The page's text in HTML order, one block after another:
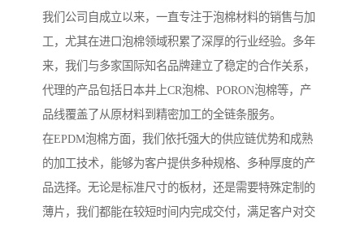
我们公司自成立以来，一直专注于泡棉材料的销售与加
工，尤其在进口泡棉领域积累了深厚的行业经验。多年
来，我们与多家国际知名品牌建立了稳定的合作关系，
代理的产品包括日本井上CR泡棉、PORON泡棉等，产
品线覆盖了从原材料到精密加工的全链条服务。
在EPDM泡棉方面，我们依托强大的供应链优势和成熟
的加工技术，能够为客户提供多种规格、多种厚度的产
品选择。无论是标准尺寸的板材，还是需要特殊定制的
薄片，我们都能在较短时间内完成交付，满足客户对交